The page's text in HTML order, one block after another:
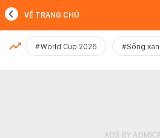
MỚI NHẤT
VỀ TRANG CHỦ
#World Cup 2026 #Sống